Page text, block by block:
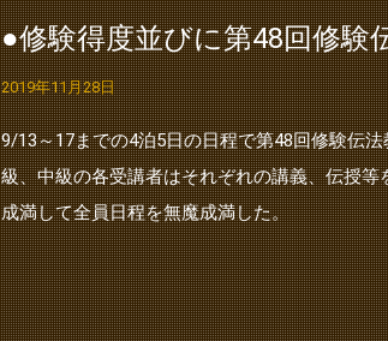
●修験得度並びに第48回修験
2019年11月28日
9/13～17までの4泊5日の日程で第48回修験伝
級、中級の各受講者はそれぞれの講義、伝授
成満して全員日程を無魔成満した。